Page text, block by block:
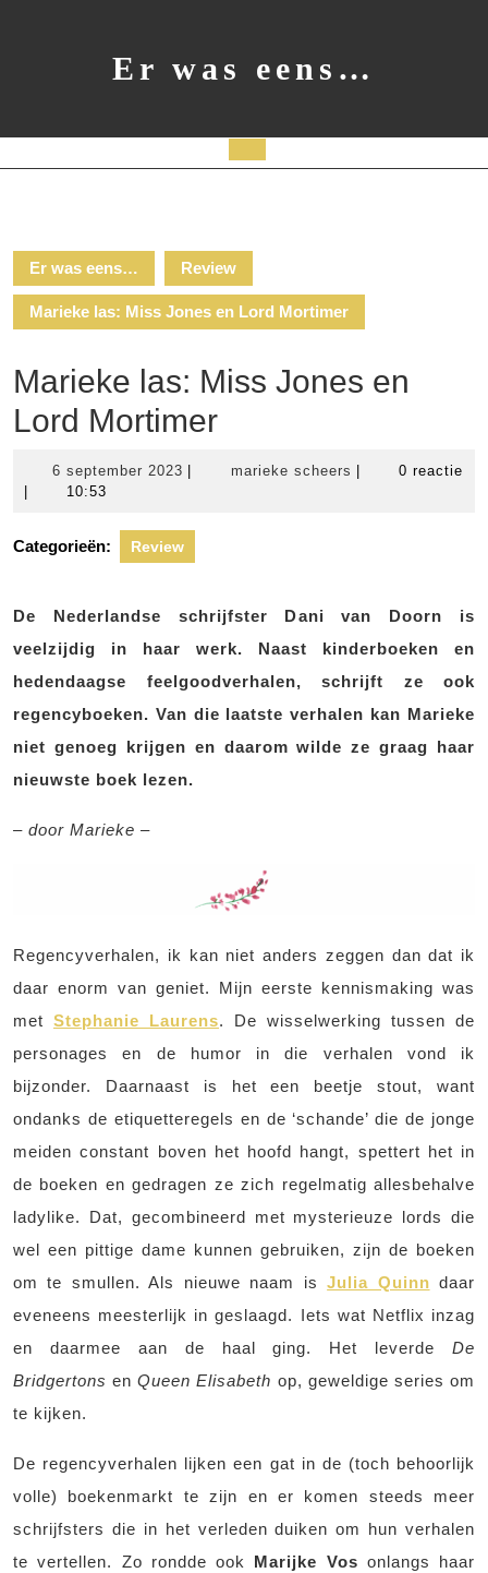
Er was eens…
Er was eens… Review
Marieke las: Miss Jones en Lord Mortimer
Marieke las: Miss Jones en
Lord Mortimer
6 september 2023 6
marieke scheers marieke0 reactie
10:53
Categorieën: Review
De Nederlandse schrijfster Dani van Doorn is
veelzijdig in haar werk. Naast kinderboeken en
hedendaagse feelgoodverhalen, schrijft ze ook
regencyboeken. Van die laatste verhalen kan Marieke
niet genoeg krijgen en daarom wilde ze graag haar
nieuwste boek lezen.
– door Marieke –
Regencyverhalen, ik kan niet anders zeggen dan dat ik
daar enorm van geniet. Mijn eerste kennismaking was
met Stephanie Laurens. De wisselwerking tussen de
personages en de humor in die verhalen vond ik
bijzonder. Daarnaast is het een beetje stout, want
ondanks de etiquetteregels en de ‘schande’ die de jonge
meiden constant boven het hoofd hangt, spettert het in
de boeken en gedragen ze zich regelmatig allesbehalve
ladylike. Dat, gecombineerd met mysterieuze lords die
wel een pittige dame kunnen gebruiken, zijn de boeken
om te smullen. Als nieuwe naam isJulia Quinn daar
eveneens meesterlijk in geslaagd. Iets wat Netflix inzag
en daarmee aan de haal ging. Het leverde De
Bridgertons enQueen Elisabeth op, geweldige series om
te kijken.
De regencyverhalen lijken een gat in de (toch behoorlijk
volle) boekenmarkt te zijn en er komen steeds meer
schrijfsters die in het verleden duiken om hun verhalen
te vertellen. Zo rondde ook Marijke Vos onlangs haar